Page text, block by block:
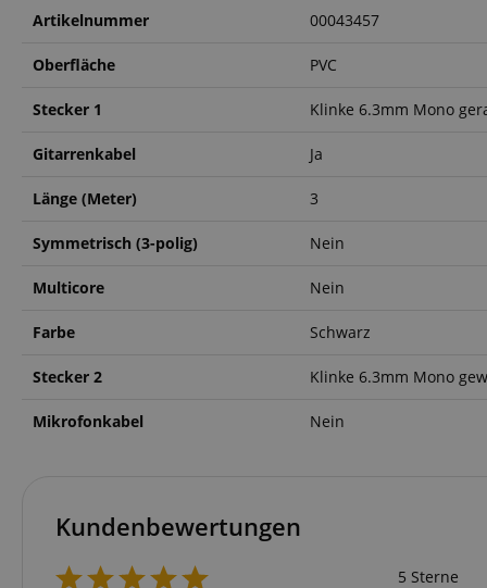
Artikelnummer 00043457
Oberfläche PVC
Stecker 1 Klinke 6.3mm Mono
Gitarrenkabel Ja
Länge (Meter) 3
Symmetrisch (3-polig) Nein
Multicore Nein
Farbe Schwarz
Stecker 2 Klinke 6.3mm Mono
Mikrofonkabel Nein
Kundenbewertungen
5 Sterne
Die durch diese